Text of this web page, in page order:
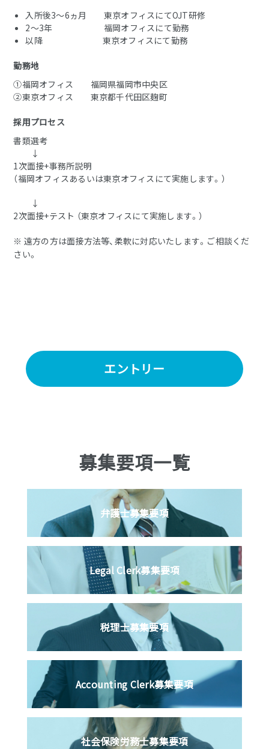
入所後3～6ヵ月 東京オフィスにてOJT研修
2～3年 福岡オフィスにて勤務
以降 東京オフィスにて勤務
勤務地
①福岡オフィス 福岡県福岡市中央区
②東京オフィス 東京都千代田区麹町
採用プロセス
書類選考
↓
1次面接+事務所説明
（福岡オフィスあるいは東京オフィスにて実施します。）
↓
2次面接+テスト （東京オフィスにて実施します。）
※ 遠方の方は面接方法等、柔軟に対応いたします。ご相談くだ
さい。
エントリー
募集要項一覧
弁護士募集要項
Legal Clerk募集要項
税理士募集要項
Accounting Clerk募集要項
社会保険労務士募集要項